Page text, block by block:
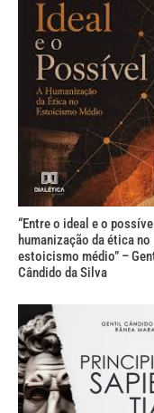
“Entre o ideal e o
humanização da ética no
estoicismo médio” –
Cândido da Silva